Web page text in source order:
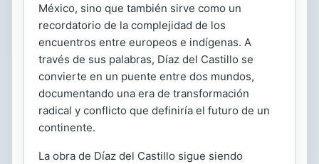
México, sino que también sirve como un
recordatorio de la complejidad de los
encuentros entre europeos e indígenas. A
través de sus palabras, Díaz del Castillo se
convierte en un puente entre dos mundos,
documentando una era de transformación
radical y conflicto que definiría el futuro de un
continente.
La obra de Díaz del Castillo sigue siendo